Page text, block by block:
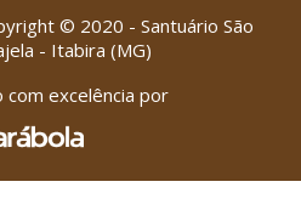
© 2020 - Santuário São
- Itabira (MG)
com excelência por